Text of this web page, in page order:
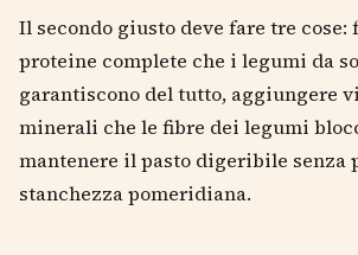
Il secondo giusto deve fare tre cose:
proteine complete che i legumi da
garantiscono del tutto, aggiungere
minerali che le fibre dei legumi
mantenere il pasto digeribile senza
stanchezza pomeridiana.